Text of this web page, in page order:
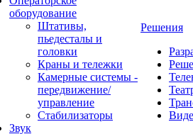
оборудование
Штативы,
пьедесталы и
головки
Краны и тележки
Камерные системы -
передвижение/
управление
Стабилизаторы
Звук
Решения